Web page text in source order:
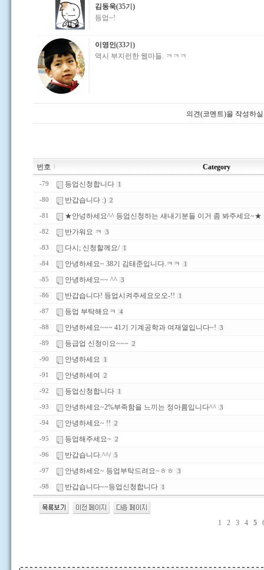
김동욱(35기)
등업~!
이영인(33기)
역시 부지런한 웹마들. ㅋㅋㅋ
의견(코멘트)을 작성하
번호 Category
-79 등업신청합니다 1
-80 반갑습니다 :) 2
-81 ★안넝하세요^^ 등업신청하는 새내기분들 이거 좀 봐주세요~★
-82 반가워요 ㅋ 3
-83 다시; 신청할께요/ 1
-84 안녕하세요~ 38기 김태준입니다.ㅋㅋ 1
-85 안녕하세요~~ ^^ 3
-86 반갑습니다! 등업시켜주세요오오-!! 1
-87 등업 부탁해요ㅋ 4
-88 안녕하세요~~~ 41기 기계공학과 여재열입니다~! 3
-89 등급업 신청이요~~~ 2
-90 안녕하세요 1
-91 안녕하세여 2
-92 등업신청합니다 1
-93 안녕하세요~2%부족함을 느끼는 정아름입니다^^ 3
-94 안녕하세요~ !! 2
-95 등업해주세요~ 2
-96 반갑습니다.^^/ 5
-97 안녕하세요~ 등업부탁드려요~ㅎㅎ 3
-98 반갑습니다~~등업신청합니다 1
1 2 3 4 5